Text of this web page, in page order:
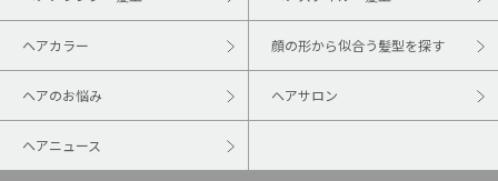
ヘアカラー 顔の形から似合う髪型を探す
ヘアのお悩み ヘアサロン
ヘアニュース